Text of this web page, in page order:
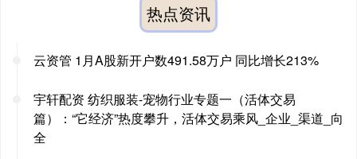
热点资讯
云资管 1月A股新开户数491.58万户 同比增长213%
宇轩配资 纺织服装-宠物行业专题一（活体交易
篇）：“它经济”热度攀升，活体交易乘风_企业_渠道_向
全